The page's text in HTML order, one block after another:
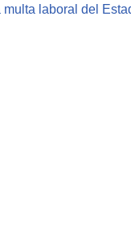
laboral del